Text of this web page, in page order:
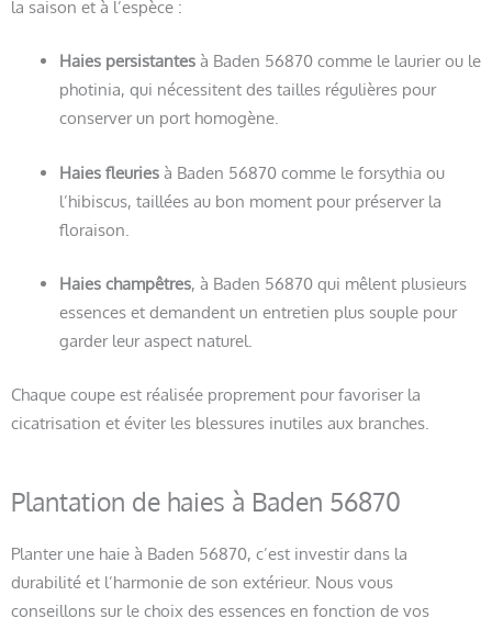
la saison et à l’espèce :
Haies persistantesà Baden 56870 comme le laurier ou le
photinia, qui nécessitent des tailles régulières pour
conserver un port homogène.
Haies fleuriesà Baden 56870 comme le forsythia ou
l’hibiscus, taillées au bon moment pour préserver la
floraison.
Haies champêtres, à Baden 56870 qui mêlent plusieurs
essences et demandent un entretien plus souple pour
garder leur aspect naturel.
Chaque coupe est réalisée proprement pour favoriser la
cicatrisation et éviter les blessures inutiles aux branches.
Plantation de haies à Baden 56870
Planter une haie à Baden 56870, c’est investir dans la
durabilité et l’harmonie de son extérieur. Nous vous
conseillons sur le choix des essences en fonction de vos